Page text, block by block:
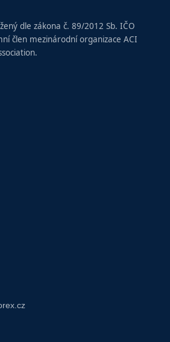
dle zákona č. 89/2012 Sb. IČO
člen mezinárodní organizace ACI